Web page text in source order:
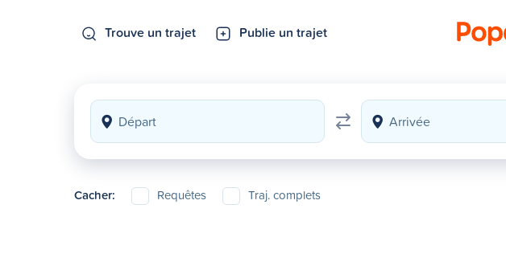
Trouve un trajet Publie un trajet
Cacher: Requêtes Traj. complets